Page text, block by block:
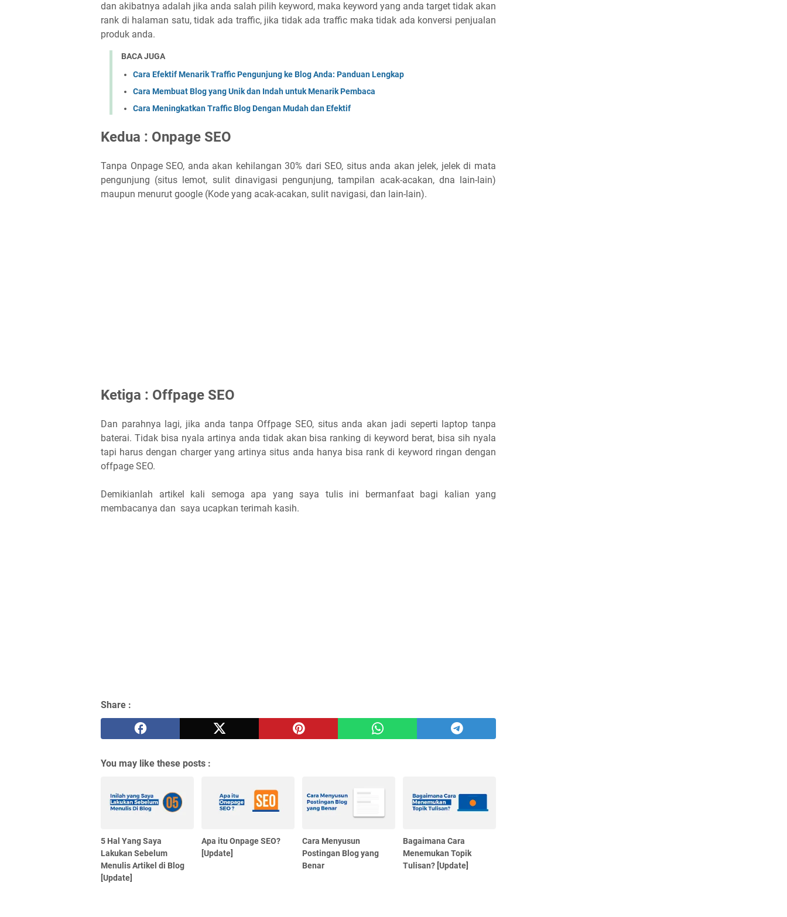
dan akibatnya adalah jika anda salah pilih keyword, maka keyword yang anda target tidak akan
rank di halaman satu, tidak ada traffic, jika tidak ada traffic maka tidak ada konversi penjualan
produk anda.
BACA JUGA
Cara Efektif Menarik Traffic Pengunjung ke Blog Anda: Panduan Lengkap
Cara Membuat Blog yang Unik dan Indah untuk Menarik Pembaca
Cara Meningkatkan Traffic Blog Dengan Mudah dan Efektif
Kedua : Onpage SEO
Tanpa Onpage SEO, anda akan kehilangan 30% dari SEO, situs anda akan jelek, jelek di mata
pengunjung (situs lemot, sulit dinavigasi pengunjung, tampilan acak-acakan, dna lain-lain)
maupun menurut google (Kode yang acak-acakan, sulit navigasi, dan lain-lain).
Ketiga : Offpage SEO
Dan parahnya lagi, jika anda tanpa Offpage SEO, situs anda akan jadi seperti laptop tanpa
baterai. Tidak bisa nyala artinya anda tidak akan bisa ranking di keyword berat, bisa sih nyala
tapi harus dengan charger yang artinya situs anda hanya bisa rank di keyword ringan dengan
offpage SEO.
Demikianlah artikel kali semoga apa yang saya tulis ini bermanfaat bagi kalian yang
membacanya dan saya ucapkan terimah kasih.
Share :
You may like these posts :
5 Hal Yang Saya
Lakukan Sebelum
Menulis Artikel di Blog
[Update]
Apa itu Onpage SEO?
[Update]
Cara Menyusun
Postingan Blog yang
Benar
Bagaimana Cara
Menemukan Topik
Tulisan? [Update]